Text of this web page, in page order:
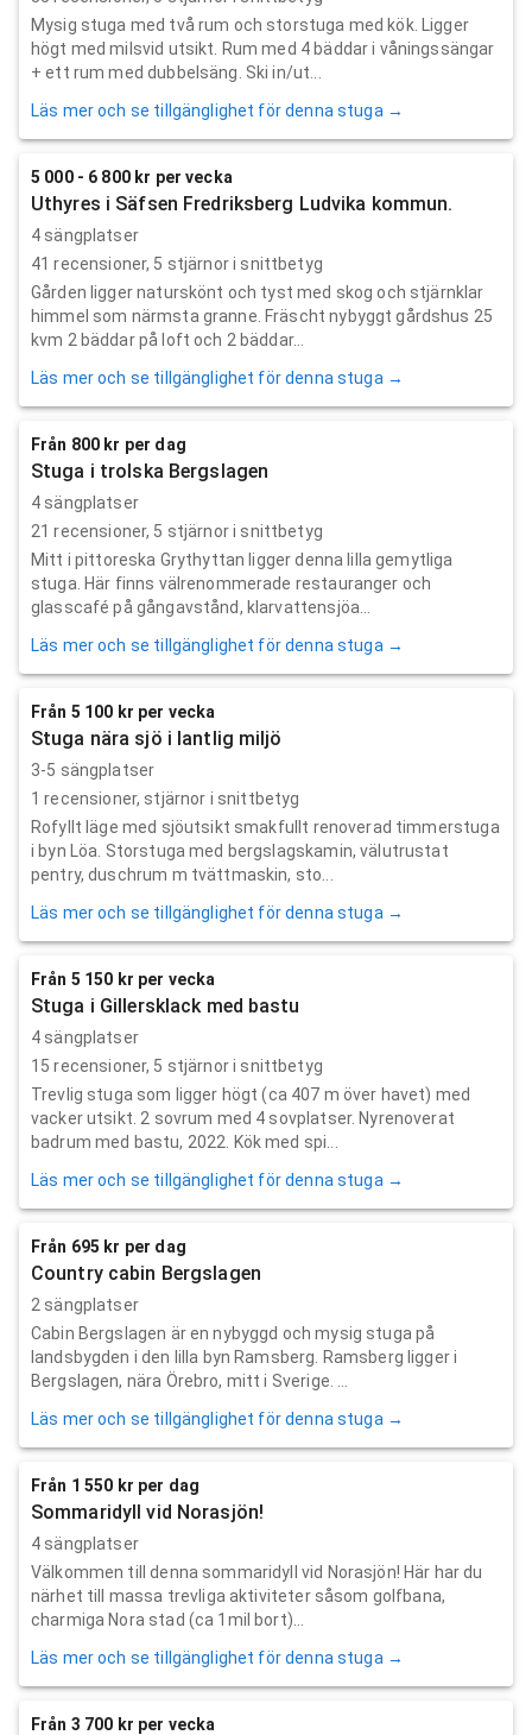
Mysig stuga med två rum och storstuga med kök. Ligger
högt med milsvid utsikt. Rum med 4 bäddar i våningssängar
+ ett rum med dubbelsäng. Ski in/ut...
Läs mer och se tillgänglighet för denna stuga →
5 000 - 6 800 kr per vecka
Uthyres i Säfsen Fredriksberg Ludvika kommun.
4 sängplatser
41 recensioner, 5 stjärnor i snittbetyg
Gården ligger naturskönt och tyst med skog och stjärnklar
himmel som närmsta granne. Fräscht nybyggt gårdshus 25
kvm 2 bäddar på loft och 2 bäddar...
Läs mer och se tillgänglighet för denna stuga →
Från 800 kr per dag
Stuga i trolska Bergslagen
4 sängplatser
21 recensioner, 5 stjärnor i snittbetyg
Mitt i pittoreska Grythyttan ligger denna lilla gemytliga
stuga. Här finns välrenommerade restauranger och
glasscafé på gångavstånd, klarvattensjöa...
Läs mer och se tillgänglighet för denna stuga →
Från 5 100 kr per vecka
Stuga nära sjö i lantlig miljö
3-5 sängplatser
1 recensioner, stjärnor i snittbetyg
Rofyllt läge med sjöutsikt smakfullt renoverad timmerstuga
i byn Löa. Storstuga med bergslagskamin, välutrustat
pentry, duschrum m tvättmaskin, sto...
Läs mer och se tillgänglighet för denna stuga →
Från 5 150 kr per vecka
Stuga i Gillersklack med bastu
4 sängplatser
15 recensioner, 5 stjärnor i snittbetyg
Trevlig stuga som ligger högt (ca 407 m över havet) med
vacker utsikt. 2 sovrum med 4 sovplatser. Nyrenoverat
badrum med bastu, 2022. Kök med spi...
Läs mer och se tillgänglighet för denna stuga →
Från 695 kr per dag
Country cabin Bergslagen
2 sängplatser
Cabin Bergslagen är en nybyggd och mysig stuga på
landsbygden i den lilla byn Ramsberg. Ramsberg ligger i
Bergslagen, nära Örebro, mitt i Sverige. ...
Läs mer och se tillgänglighet för denna stuga →
Från 1 550 kr per dag
Sommaridyll vid Norasjön!
4 sängplatser
Välkommen till denna sommaridyll vid Norasjön! Här har du
närhet till massa trevliga aktiviteter såsom golfbana,
charmiga Nora stad (ca 1mil bort)...
Läs mer och se tillgänglighet för denna stuga →
Från 3 700 kr per vecka